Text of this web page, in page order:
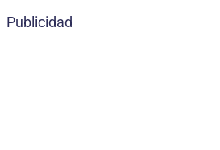
Publicidad